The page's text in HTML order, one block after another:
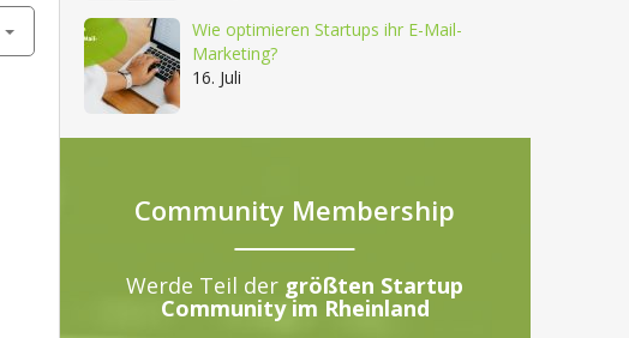
Wie optimieren Startups ihr E-Mail-
Marketing?
16. Juli
Community Membership
Werde Teil der größten Startup
Community im Rheinland